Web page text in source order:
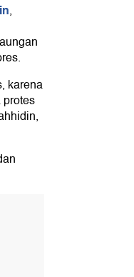
,
karena